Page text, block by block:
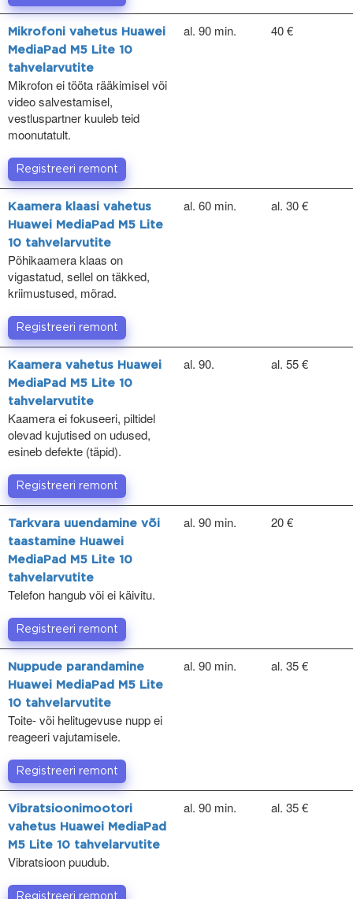
Mikrofoni vahetus Huawei
MediaPad M5 Lite 10
tahvelarvutite
Mikrofon ei tööta rääkimisel või
video salvestamisel,
vestluspartner kuuleb teid
moonutatult.
al. 90 min. 40 €
Registreeri remont
Kaamera klaasi vahetus
Huawei MediaPad M5 Lite
10 tahvelarvutite
Põhikaamera klaas on
vigastatud, sellel on täkked,
kriimustused, mõrad.
al. 60 min. al. 30 €
Registreeri remont
Kaamera vahetus Huawei
MediaPad M5 Lite 10
tahvelarvutite
Kaamera ei fokuseeri, piltidel
olevad kujutised on udused,
esineb defekte (täpid).
al. 90. al. 55 €
Registreeri remont
Tarkvara uuendamine või
taastamine Huawei
MediaPad M5 Lite 10
tahvelarvutite
Telefon hangub või ei käivitu.
al. 90 min. 20 €
Registreeri remont
Nuppude parandamine
Huawei MediaPad M5 Lite
10 tahvelarvutite
Toite- või helitugevuse nupp ei
reageeri vajutamisele.
al. 90 min. al. 35 €
Registreeri remont
Vibratsioonimootori
vahetus Huawei MediaPad
M5 Lite 10 tahvelarvutite
Vibratsioon puudub.
al. 90 min. al. 35 €
Registreeri remont